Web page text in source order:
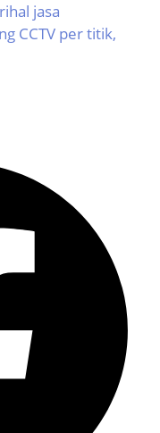
jasa
CCTV per titik,